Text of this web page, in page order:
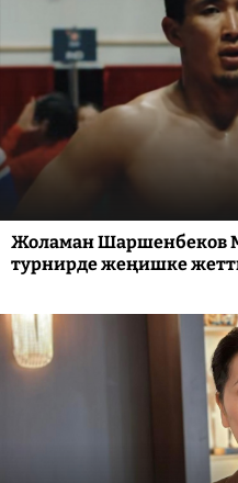
Жоламан Шаршенбеков
турнирде жеңишке